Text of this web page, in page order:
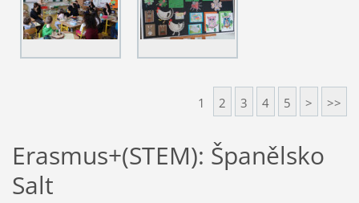
1 2 3 4 5 > >>
Erasmus+(STEM): Španělsko
Salt